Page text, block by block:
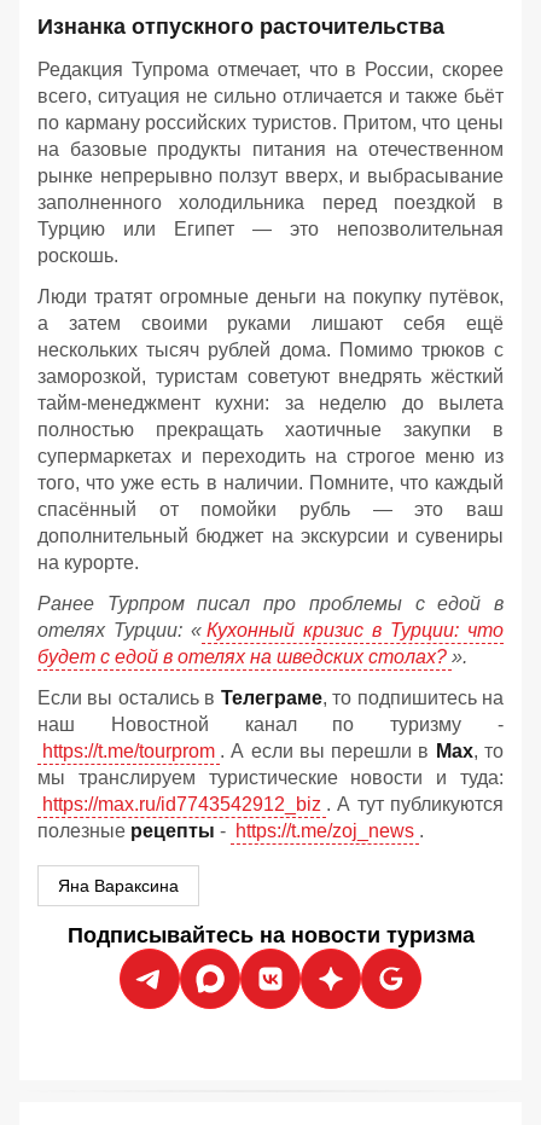
Изнанка отпускного расточительства
Редакция Тупрома отмечает, что в России, скорее
всего, ситуация не сильно отличается и также бьёт
по карману российских туристов. Притом, что цены
на базовые продукты питания на отечественном
рынке непрерывно ползут вверх, и выбрасывание
заполненного холодильника перед поездкой в
Турцию или Египет — это непозволительная
роскошь.
Люди тратят огромные деньги на покупку путёвок,
а затем своими руками лишают себя ещё
нескольких тысяч рублей дома. Помимо трюков с
заморозкой, туристам советуют внедрять жёсткий
тайм-менеджмент кухни: за неделю до вылета
полностью прекращать хаотичные закупки в
супермаркетах и переходить на строгое меню из
того, что уже есть в наличии. Помните, что каждый
спасённый от помойки рубль — это ваш
дополнительный бюджет на экскурсии и сувениры
на курорте.
Ранее Турпром писал про проблемы с едой в
отелях Турции: « Кухонный кризис в Турции: что
будет с едой в отелях на шведских столах? ».
Если вы остались в Телеграме, то подпишитесь на
наш Новостной канал по туризму -
https://t.me/tourprom . А если вы перешли в Мах, то
мы транслируем туристические новости и туда:
https://max.ru/id7743542912_biz . А тут публикуются
полезные рецепты - https://t.me/zoj_news .
Яна Вараксина
Подписывайтесь на новости туризма